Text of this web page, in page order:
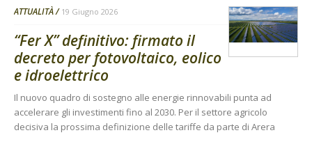
ATTUALITÀ 19 Giugno 2026
“Fer X” definitivo: firmato il
decreto per fotovoltaico, eolico
e idroelettrico
Il nuovo quadro di sostegno alle energie rinnovabili punta ad
accelerare gli investimenti fino al 2030. Per il settore agricolo
decisiva la prossima definizione delle tariffe da parte di Arera